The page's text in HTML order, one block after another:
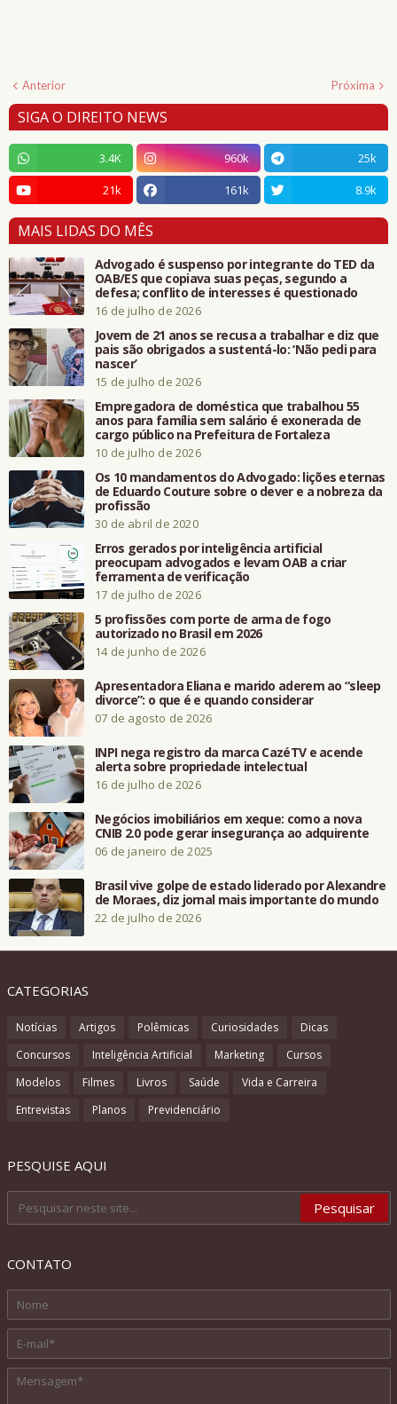
Anterior Próxima
SIGA O DIREITO NEWS
3.4K 960k
25k
21k
161k 8.9k
MAIS LIDAS DO MÊS
Advogado é suspenso por integrante do TED da
OAB/ES que copiava suas peças, segundo a
defesa; conflito de interesses é questionado
16 de julho de 2026
Jovem de 21 anos se recusa a trabalhar e diz que
pais são obrigados a sustentá-lo: ‘Não pedi para
nascer’
15 de julho de 2026
Empregadora de doméstica que trabalhou 55
anos para família sem salário é exonerada de
cargo público na Prefeitura de Fortaleza
10 de julho de 2026
Os 10 mandamentos do Advogado: lições eternas
de Eduardo Couture sobre o dever e a nobreza da
profissão
30 de abril de 2020
Erros gerados por inteligência artificial
preocupam advogados e levam OAB a criar
ferramenta de verificação
17 de julho de 2026
5 profissões com porte de arma de fogo
autorizado no Brasil em 2026
14 de junho de 2026
Apresentadora Eliana e marido aderem ao “sleep
divorce”: o que é e quando considerar
07 de agosto de 2026
INPI nega registro da marca CazéTV e acende
alerta sobre propriedade intelectual
16 de julho de 2026
Negócios imobiliários em xeque: como a nova
CNIB 2.0 pode gerar insegurança ao adquirente
06 de janeiro de 2025
Brasil vive golpe de estado liderado por Alexandre
de Moraes, diz jornal mais importante do mundo
22 de julho de 2026
CATEGORIAS
Notícias Artigos Polêmicas Curiosidades
Dicas
Concursos
Inteligência Artificial Marketing
Cursos
Modelos
Filmes Livros Saúde
Vida e Carreira
Entrevistas
Planos Previdenciário
PESQUISE AQUI
CONTATO